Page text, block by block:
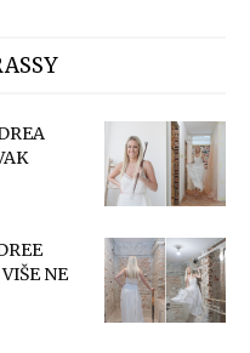
NE